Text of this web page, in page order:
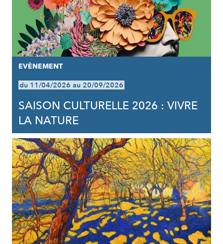
EVÈNEMENT
du 11/04/2026 au 20/09/2026
SAISON CULTURELLE 2026 : VIVRE
LA NATURE